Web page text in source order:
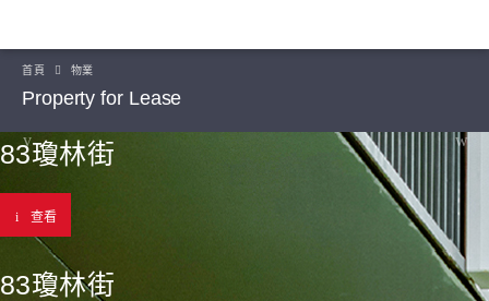
首頁 物業
Property for Lease
83瓊林街
查看
83瓊林街